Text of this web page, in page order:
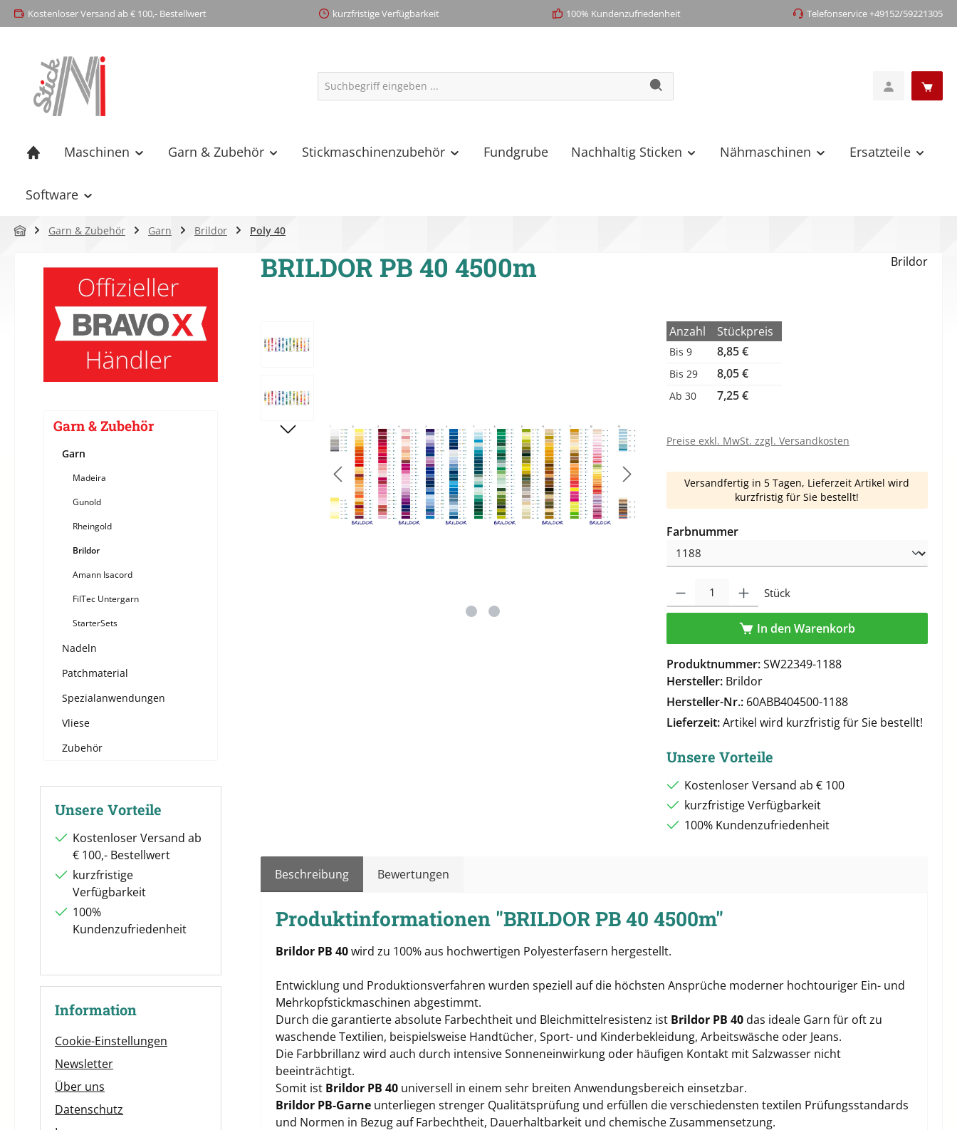
Zur Hauptnavigation springen
Kostenloser Versand ab € 100,- Bestellwert kurzfristige Verfügbarkeit 100% Kundenzufriedenheit Telefonservice +49152/59221305
Maschinen Garn & Zubehör Stickmaschinenzubehör Fundgrube Nachhaltig Sticken Nähmaschinen Ersatzteile
Software
Garn & Zubehör Garn Brildor Poly 40
Garn & Zubehör
Garn
Madeira
Gunold
Rheingold
Brildor
Amann Isacord
FilTec Untergarn
StarterSets
Nadeln
Patchmaterial
Spezialanwendungen
Vliese
Zubehör
Unsere Vorteile
Kostenloser Versand ab
€ 100,- Bestellwert
kurzfristige
Verfügbarkeit
100%
Kundenzufriedenheit
Information
Cookie-Einstellungen
Newsletter
Über uns
Datenschutz
BRILDOR PB 40 4500m Brildor
Anzahl Stückpreis
Bis 9 8,85 €
Bis 29 8,05 €
Ab 30 7,25 €
Preise exkl. MwSt. zzgl. Versandkosten
Versandfertig in 5 Tagen, Lieferzeit Artikel wird
kurzfristig für Sie bestellt!
Farbnummerauswählen
Stück
In den Warenkorb
Produktnummer:SW22349-1188
Hersteller: Brildor
Hersteller-Nr.: 60ABB404500-1188
Lieferzeit:Artikel wird kurzfristig für Sie bestellt!
Unsere Vorteile
Kostenloser Versand ab € 100
kurzfristige Verfügbarkeit
100% Kundenzufriedenheit
Beschreibung Bewertungen
Produktinformationen "BRILDOR PB 40 4500m"
Brildor PB 40wird zu 100% aus hochwertigen Polyesterfasern hergestellt.
Entwicklung und Produktionsverfahren wurden speziell auf die höchsten Ansprüche moderner hochtouriger Ein- und
Mehrkopfstickmaschinen abgestimmt.
Durch die garantierte absolute Farbechtheit und Bleichmittelresistenz ist Brildor PB 40 das ideale Garn für oft zu
waschende Textilien, beispielsweise Handtücher, Sport- und Kinderbekleidung, Arbeitswäsche oder Jeans.
Die Farbbrillanz wird auch durch intensive Sonneneinwirkung oder häufigen Kontakt mit Salzwasser nicht
beeinträchtigt.
Somit ist Brildor PB 40 universell in einem sehr breiten Anwendungsbereich einsetzbar.
Brildor PB-Garne unterliegen strenger Qualitätsprüfung und erfüllen die verschiedensten textilen Prüfungsstandards
und Normen in Bezug auf Farbechtheit, Dauerhaltbarkeit und chemische Zusammensetzung.